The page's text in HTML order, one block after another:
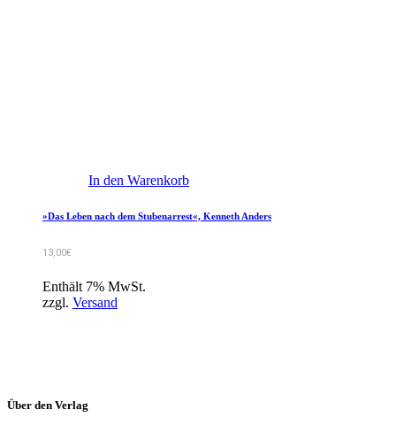
In den Warenkorb
»Das Leben nach dem Stubenarrest«, Kenneth Anders
13,00€
Enthält 7% MwSt.
zzgl. Versand
Über den Verlag